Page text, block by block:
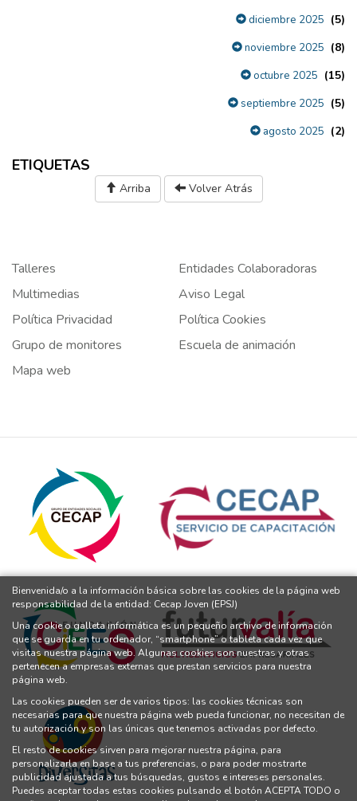
diciembre 2025 (5)
noviembre 2025 (8)
octubre 2025 (15)
septiembre 2025 (5)
agosto 2025 (2)
ETIQUETAS
Arriba Volver Atrás
Talleres
Entidades Colaboradoras
Multimedias
Aviso Legal
Política Privacidad
Política Cookies
Grupo de monitores
Escuela de animación
Mapa web
Bienvenida/o a la información básica sobre las cookies de la página web
responsabilidad de la entidad: Cecap Joven (EPSJ)
Una cookie o galleta informática es un pequeño archivo de información
que se guarda en tu ordenador, “smartphone” o tableta cada vez que
visitas nuestra página web. Algunas cookies son nuestras y otras
pertenecen a empresas externas que prestan servicios para nuestra
página web.
Las cookies pueden ser de varios tipos: las cookies técnicas son
necesarias para que nuestra página web pueda funcionar, no necesitan de
tu autorización y son las únicas que tenemos activadas por defecto.
El resto de cookies sirven para mejorar nuestra página, para
personalizarla en base a tus preferencias, o para poder mostrarte
publicidad ajustada a tus búsquedas, gustos e intereses personales.
Puedes aceptar todas estas cookies pulsando el botón ACEPTA TODO o